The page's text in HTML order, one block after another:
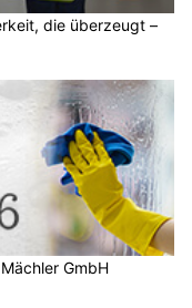
die überzeugt –
GmbH